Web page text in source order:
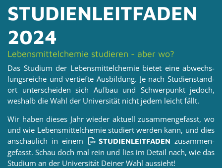
STU­DI­EN­LEIT­FA­DEN
2024
Le­bens­mit­tel­che­mie stu­die­ren - aber wo?
Das Stu­di­um der Le­bens­mit­tel­che­mie bie­tet eine ab­wechs­
lungs­rei­che und ver­tief­te Aus­bil­dung. Je nach Stu­di­en­stand­
ort un­ter­schei­den sich Auf­bau und Schwer­punkt je­doch,
wes­halb die Wahl der Uni­ver­si­tät nicht jedem leicht fällt.
Wir haben die­ses Jahr wie­der ak­tu­ell zu­sam­men­ge­fasst, wo
und wie Le­bens­mit­tel­che­mie stu­diert wer­den kann, und dies
an­schau­lich in einem
STU­DI­EN­LEIT­FA­DEN zu­sam­men­
ge­fasst. Schau doch mal rein und lies im De­tail nach, wie das
Stu­di­um an der Uni­ver­si­tät Dei­ner Wahl aus­sieht!